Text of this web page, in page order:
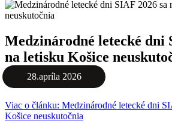
Medzinárodné letecké dni
na letisku Košice
28.apríla 2026
Viac o článku: Medzinárodné letecké dni
Košice neuskutočnia